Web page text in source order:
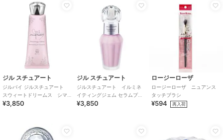
ジル スチュアート
ジルバイ ジルスチュアート
スウィートドリームス シマ
リング UVプロテクター＜限
¥3,850
ジル スチュアート
ジルスチュアート イルミネ
イティングジェム セラムプラ
イマー
¥3,850
ロージーローザ
ロージーローザ ニュアンス
タッチブラシ
¥594 再入荷